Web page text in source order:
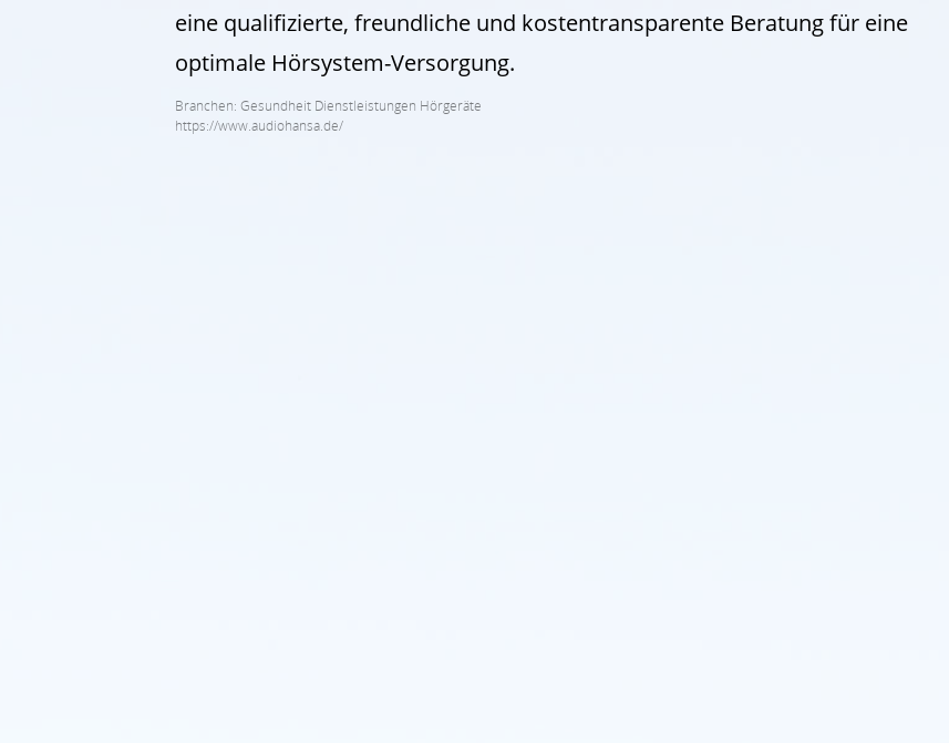
eine qualifizierte, freundliche und kostentransparente Beratung für eine
optimale Hörsystem-Versorgung.
Branchen: Gesundheit Dienstleistungen Hörgeräte
https://www.audiohansa.de/